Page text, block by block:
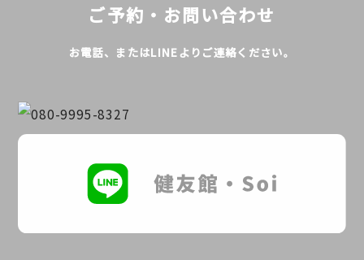
ご予約・お問い合わせ
お電話、またはLINEよりご連絡ください。